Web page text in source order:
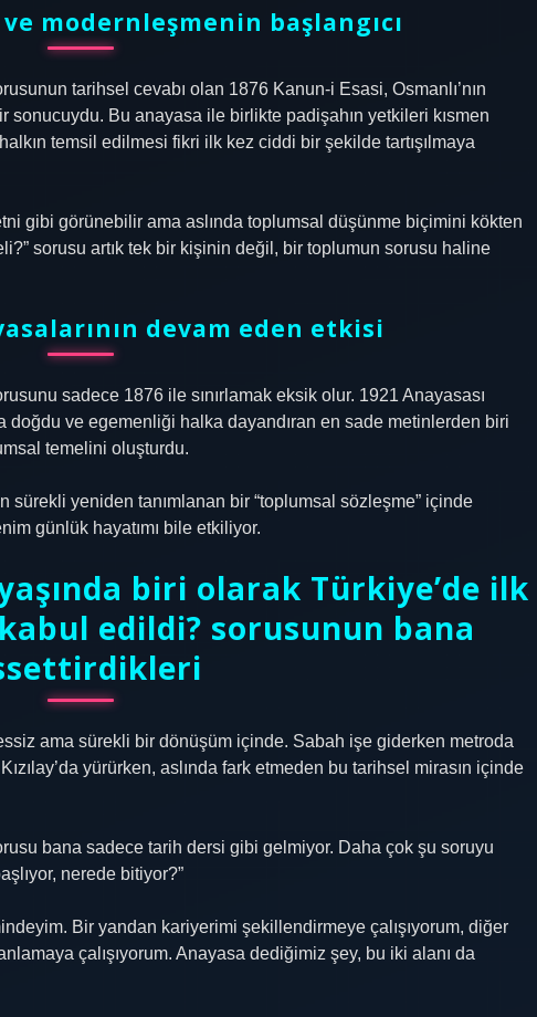
modernleşmenin başlangıcı
tarihsel cevabı olan 1876 Kanun-i Esasi, Osmanlı’nın
sonucuydu. Bu anayasa ile birlikte padişahın yetkileri kısmen
halkın temsil edilmesi fikri ilk kez ciddi bir şekilde tartışılmaya
gibi görünebilir ama aslında toplumsal düşünme biçimini kökten
sorusu artık tek bir kişinin değil, bir toplumun sorusu haline
devam eden etkisi
sadece 1876 ile sınırlamak eksik olur. 1921 Anayasası
doğdu ve egemenliği halka dayandıran en sade metinlerden biri
temelini oluşturdu.
sürekli yeniden tanımlanan bir “toplumsal sözleşme” içinde
günlük hayatımı bile etkiliyor.
biri olarak Türkiye’de ilk
edildi? sorusunun bana
ama sürekli bir dönüşüm içinde. Sabah işe giderken metroda
yürürken, aslında fark etmeden bu tarihsel mirasın içinde
bana sadece tarih dersi gibi gelmiyor. Daha çok şu soruyu
nerede bitiyor?”
Bir yandan kariyerimi şekillendirmeye çalışıyorum, diğer
çalışıyorum. Anayasa dediğimiz şey, bu iki alanı da